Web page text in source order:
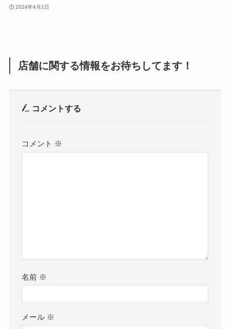
2024年4月1日
店舗に関する情報をお待ちしてます！
コメントする
コメント ※
名前 ※
メール ※